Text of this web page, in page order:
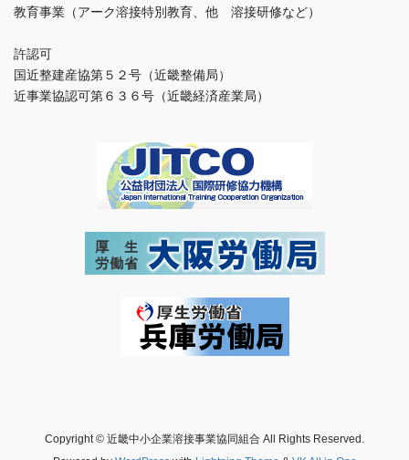
教育事業（アーク溶接特別教育、他 溶接研修など）
許認可
国近整建産協第５２号（近畿整備局）
近事業協認可第６３６号（近畿経済産業局）
Copyright © 近畿中小企業溶接事業協同組合 All Rights Reserved.